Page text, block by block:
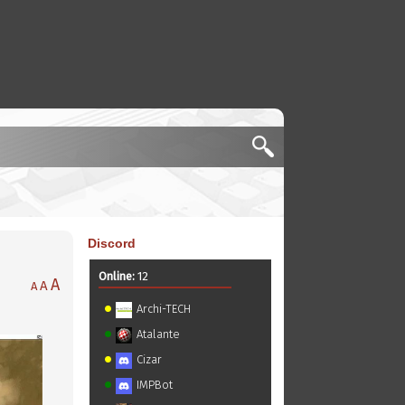
A AA
Discord
Online:12
Archi-TECH
Atalante
Cizar
IMPBot